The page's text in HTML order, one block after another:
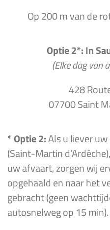
Op 200 m van de
Optie 2*: In
(Elke dag van
428
07700 Saint
* Optie 2:Als u liever
(Saint-Martin
uw afvaart, zorgen wij
opgehaald en naar het
gebracht (geen
autosnelweg op 15 min).